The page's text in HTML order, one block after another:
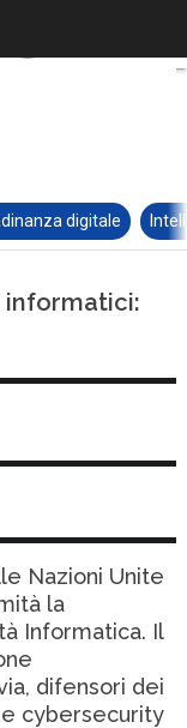
digitale
informatici:
Nazioni Unite
la
Informatica. Il
difensori dei
cybersecurity